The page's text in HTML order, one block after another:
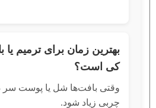
بهترین زمان برای ترمیم یا
کی است؟
وقتی بافت‌ها شل یا پوست سر
چربی زیاد شود.